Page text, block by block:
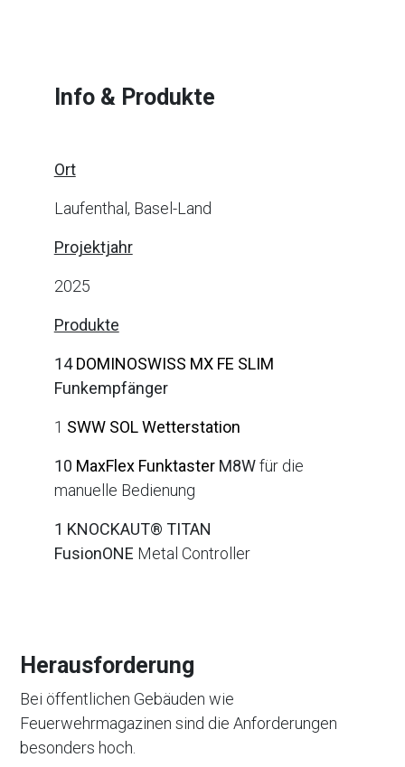
Herausforderung
Bei öffentlichen Gebäuden wie
Feuerwehrmagazinen sind die Anforderungen
besonders hoch.
Info & Produkte
Ort
Laufenthal, Basel-Land
Projektjahr
2025
Produkte
14DOMINOSWISS MX FE SLIM
Funkempfänger
1 SWW SOL Wetterstation
10 MaxFlex FunktasterM8Wfür die
manuelle Bedienung
1 KNOCKAUT® TITAN
FusionONE Metal Controller